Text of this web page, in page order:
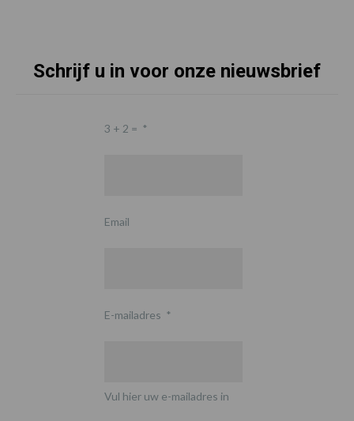
Schrijf u in voor onze nieuwsbrief
3 + 2 = *
Email
E-mailadres *
Vul hier uw e-mailadres in